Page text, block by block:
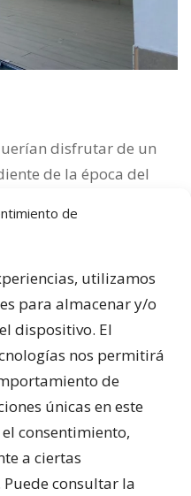
de
utilizamos
para almacenar y/o
dispositivo. El
nos permitirá
de
únicas en este
consentimiento,
a ciertas
consultar la
disfrutar de un
de la época del
bioclimática
unaslamas
de forma
móvil. Además,
a los
y unas lucesque les
de noche.